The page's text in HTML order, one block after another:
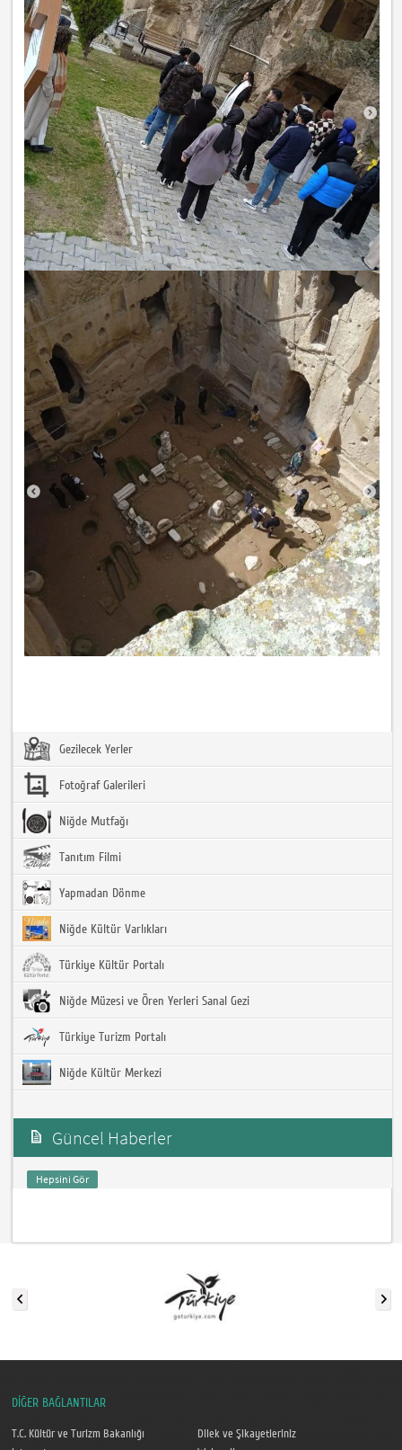
Gezilecek Yerler
Fotoğraf Galerileri
Niğde Mutfağı
Tanıtım Filmi
Yapmadan Dönme
Niğde Kültür Varlıkları
Türkiye Kültür Portalı
Niğde Müzesi ve Ören Yerleri Sanal Gezi
Türkiye Turizm Portalı
Niğde Kültür Merkezi
Güncel Haberler
Hepsini Gör
DİĞER BAĞLANTILAR
T.C. Kültür ve Turizm Bakanlığı
Dilek ve Şikayetleriniz